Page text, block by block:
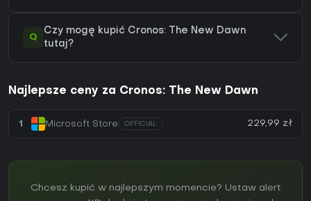
Q
Czy mogę kupić Cronos: The New Dawn
tutaj?
Najlepsze ceny za Cronos: The New Dawn
1 Microsoft Store OFFICIAL 229,99 zł
Chcesz kupić w najlepszym momencie? Ustaw alert